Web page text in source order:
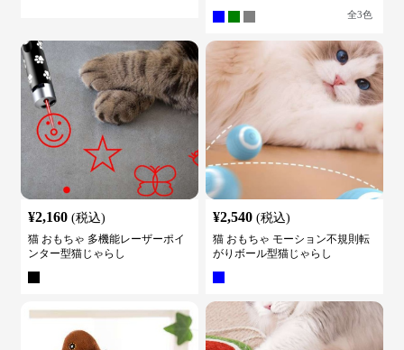
全3色
¥2,160 (税込)
猫 おもちゃ 多機能レーザーポイ
ンター型猫じゃらし
¥2,540 (税込)
猫 おもちゃ モーション不規則転
がりボール型猫じゃらし